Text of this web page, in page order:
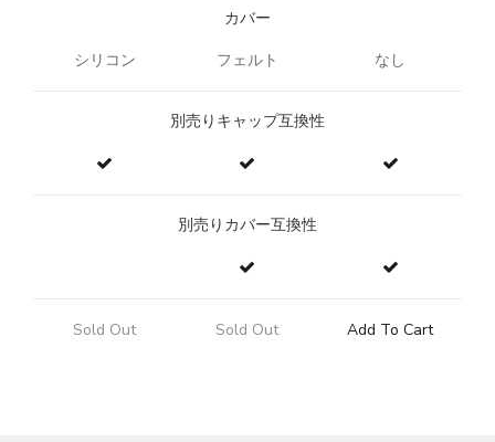
カバー
シリコン
フェルト なし
別売りキャップ互換性
別売りカバー互換性
Sold Out Sold Out Add To Cart